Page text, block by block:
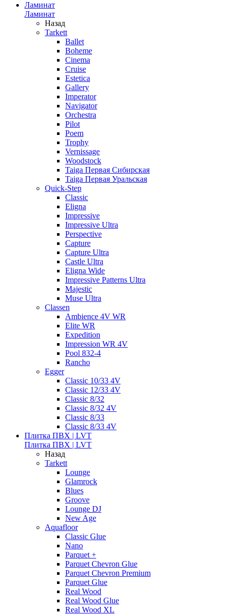
Ламинат
Ламинат
Назад
Tarkett
Ballet
Boheme
Cinema
Cruise
Estetica
Gallery
Imperator
Navigator
Orchestra
Pilot
Poem
Trophy
Vernissage
Woodstock
Taiga Первая Сибирская
Taiga Первая Уральская
Quick-Step
Classic
Eligna
Impressive
Impressive Ultra
Perspective
Capture
Capture Ultra
Castle Ultra
Eligna Wide
Impressive Patterns Ultra
Majestic
Muse Ultra
Classen
Ambience 4V WR
Elite WR
Expedition
Impression WR 4V
Pool 832-4
Rancho
Egger
Classic 10/33 4V
Classic 12/33 4V
Classic 8/32
Classic 8/32 4V
Classic 8/33
Classic 8/33 4V
Плитка ПВХ | LVT
Плитка ПВХ | LVT
Назад
Tarkett
Lounge
Glamrock
Blues
Groove
Lounge DJ
New Age
Aquafloor
Classic Glue
Nano
Parquet +
Parquet Chevron Glue
Parquet Chevron Premium
Parquet Glue
Real Wood
Real Wood Glue
Real Wood XL